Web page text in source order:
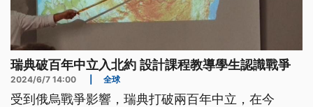
瑞典破百年中立入北約 設計課程教導學生認識戰爭
2024/6/7 14:00 全球
受到俄烏戰爭影響，瑞典打破兩百年中立，在今